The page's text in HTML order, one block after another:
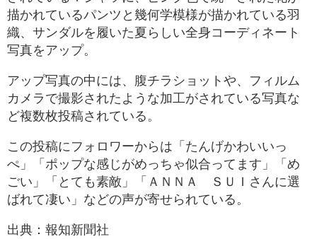
描かれているパンツと幾何学模様が描かれている羽
織、サンダルを履いた夏らしい全身コーディネート
写真をアップ。
アップ写真の中には、腹チラショットや、フィルム
カメラで撮影されたような加工がされている写真な
ど複数枚投稿されている。
この投稿にフォロワーからは「たんげかわいいっ
ぺ」「ポップな感じがめっちゃ似合ってます」「め
ごい」「とても素敵」「ＡＮＮＡ ＳＵＩさんに選
ばれて凄い」などの声が寄せられている。
出典：報知新聞社